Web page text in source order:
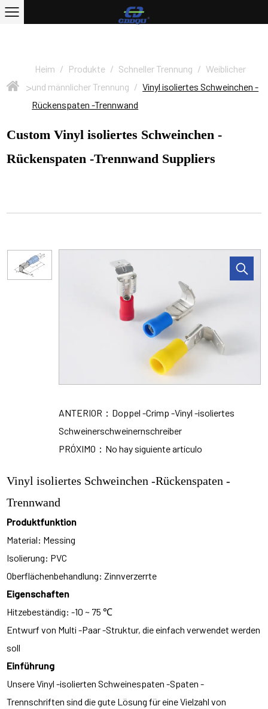
>
Heim / Produkte / Schneller Trennung / Weiblicher
und männlicher Trennung / Vinyl isoliertes Schweinchen -
Rückenspaten -Trennwand
Custom Vinyl isoliertes Schweinchen -
Rückenspaten -Trennwand Suppliers
ANTERIOR：Doppel -Crimp -Vinyl -isoliertes
Schweinerschweinernschreiber
PRÓXIMO：No hay siguiente artículo
Vinyl isoliertes Schweinchen -Rückenspaten -
Trennwand
Produktfunktion
Material: Messing
Isolierung: PVC
Oberflächenbehandlung: Zinnverzerrte
Eigenschaften
Hitzebeständig: -10 ~ 75 ℃
Entwurf von Multi -Paar -Struktur, die einfach verwendet werden
soll
Einführung
Unsere Vinyl -isolierten Schweinespaten -Spaten -
Trennschriften sind die gute Lösung für eine Vielzahl von